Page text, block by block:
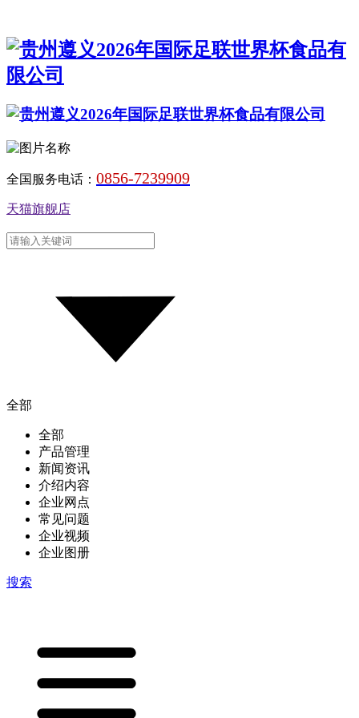
全国服务电话： 0856-7239909
天猫旗舰店
全部
全部
产品管理
新闻资讯
介绍内容
企业网点
常见问题
企业视频
企业图册
搜索